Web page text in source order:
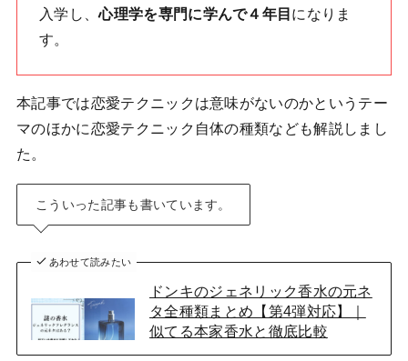
入学し、心理学を専門に学んで４年目 になりま
す。
本記事では恋愛テクニックは意味がないのかというテー
マのほかに恋愛テクニック自体の種類なども解説しまし
た。
こういった記事も書いています。
あわせて読みたい
ドンキのジェネリック香水の元ネ
タ全種類まとめ【第4弾対応】｜
似てる本家香水と徹底比較